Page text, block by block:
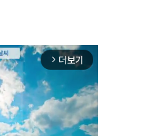
arrow_forward_ios 더보기